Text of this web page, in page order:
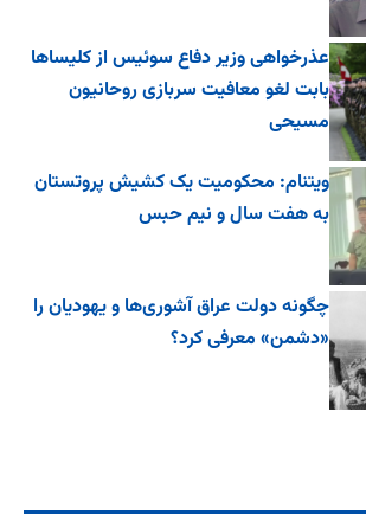
عذرخواهی وزیر دفاع سوئیس از کلیساها
بابت لغو معافیت سربازی روحانیون
مسیحی
ویتنام: محکومیت یک کشیش پروتستان
به هفت سال و نیم حبس
چگونه دولت عراق آشوری‌ها و یهودیان را
«دشمن» معرفی کرد؟